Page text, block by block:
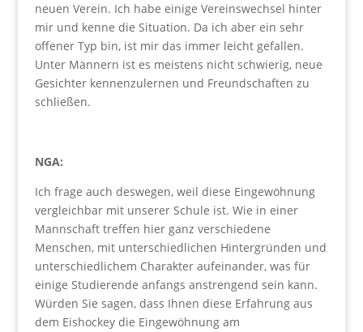
neuen Verein. Ich habe einige Vereinswechsel hinter
mir und kenne die Situation. Da ich aber ein sehr
offener Typ bin, ist mir das immer leicht gefallen.
Unter Männern ist es meistens nicht schwierig, neue
Gesichter kennenzulernen und Freundschaften zu
schließen.
NGA:
Ich frage auch deswegen, weil diese Eingewöhnung
vergleichbar mit unserer Schule ist. Wie in einer
Mannschaft treffen hier ganz verschiedene
Menschen, mit unterschiedlichen Hintergründen und
unterschiedlichem Charakter aufeinander, was für
einige Studierende anfangs anstrengend sein kann.
Würden Sie sagen, dass Ihnen diese Erfahrung aus
dem Eishockey die Eingewöhnung am